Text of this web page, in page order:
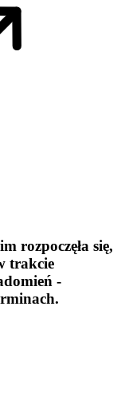
rozpoczęła się,
trakcie
-